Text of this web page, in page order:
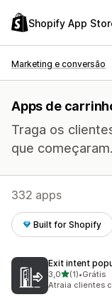
Shopify App
Marketing e conversão
Apps de
Traga os
que começaram.
332 apps
Built for Shopify
Exit intent
3,0de 5 estrelas
(1)
1 avaliações ao
•Grátis
Atraia clientes